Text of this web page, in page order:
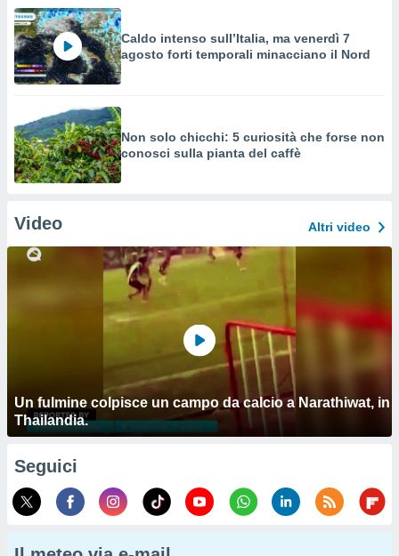
Caldo intenso sull’Italia, ma venerdì 7
agosto forti temporali minacciano il Nord
Non solo chicchi: 5 curiosità che forse non
conosci sulla pianta del caffè
Video Altri video
Un fulmine colpisce un campo da calcio a Narathiwat, in
Thailandia.
Seguici